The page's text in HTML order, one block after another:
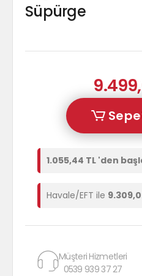
Süpürge
1.055,44 TL 'den
Havale/EFT ile
Müşteri Hizmetleri
0539 939 37 27